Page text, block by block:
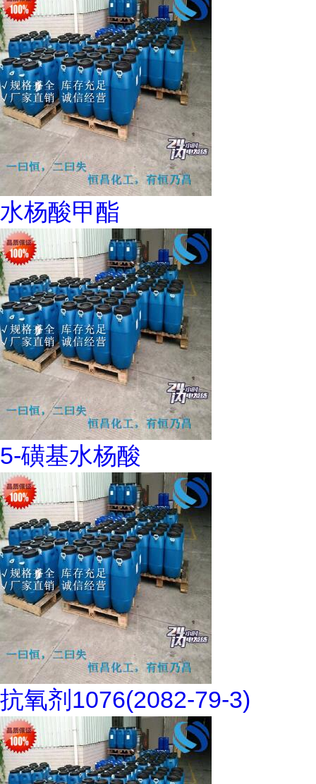
水杨酸甲酯
5-磺基水杨酸
抗氧剂1076(2082-79-3)